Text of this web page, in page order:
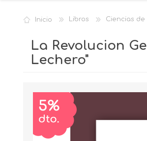
Inicio Libros Ciencias
La Revolucion
Lechero"